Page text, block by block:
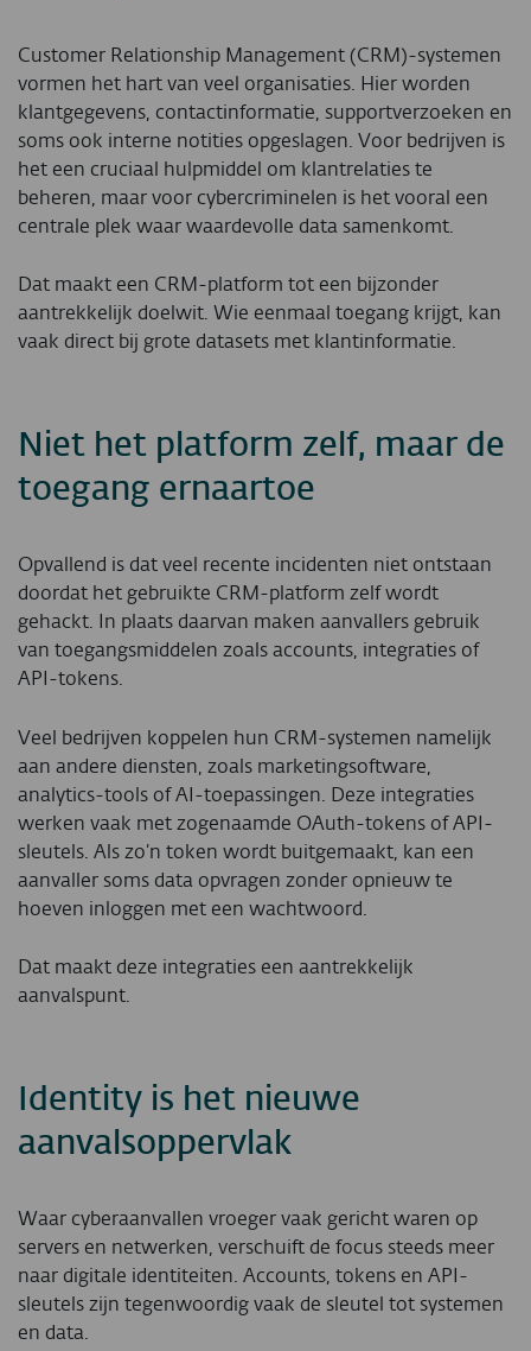
Customer Relationship Management (CRM)-systemen
vormen het hart van veel organisaties. Hier worden
klantgegevens, contactinformatie, supportverzoeken en
soms ook interne notities opgeslagen. Voor bedrijven is
het een cruciaal hulpmiddel om klantrelaties te
beheren, maar voor cybercriminelen is het vooral een
centrale plek waar waardevolle data samenkomt.
Dat maakt een CRM-platform tot een bijzonder
aantrekkelijk doelwit. Wie eenmaal toegang krijgt, kan
vaak direct bij grote datasets met klantinformatie.
Niet het platform zelf, maar de
toegang ernaartoe
Opvallend is dat veel recente incidenten niet ontstaan
doordat het gebruikte CRM-platform zelf wordt
gehackt. In plaats daarvan maken aanvallers gebruik
van toegangsmiddelen zoals accounts, integraties of
API-tokens.
Veel bedrijven koppelen hun CRM-systemen namelijk
aan andere diensten, zoals marketingsoftware,
analytics-tools of AI-toepassingen. Deze integraties
werken vaak met zogenaamde OAuth-tokens of API-
sleutels. Als zo’n token wordt buitgemaakt, kan een
aanvaller soms data opvragen zonder opnieuw te
hoeven inloggen met een wachtwoord.
Dat maakt deze integraties een aantrekkelijk
aanvalspunt.
Identity is het nieuwe
aanvalsoppervlak
Waar cyberaanvallen vroeger vaak gericht waren op
servers en netwerken, verschuift de focus steeds meer
naar digitale identiteiten. Accounts, tokens en API-
sleutels zijn tegenwoordig vaak de sleutel tot systemen
en data.